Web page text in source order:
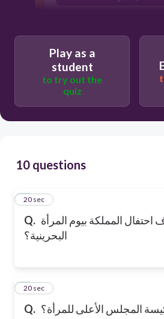
Play as a
student
to try out the
quiz
10 questions
Q. احتفال المملكة بيوم المرأة
البحرينية؟
1
20 sec
Q. المجلس الأعلى للمرأة؟
2
20 sec